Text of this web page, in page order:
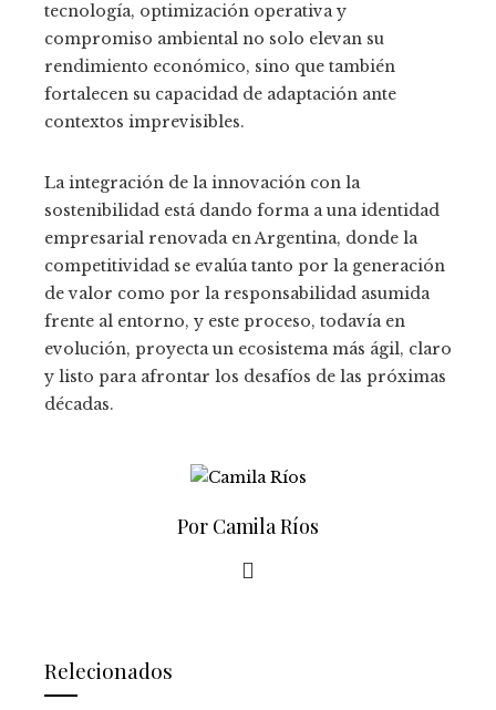
tecnología, optimización operativa y
compromiso ambiental no solo elevan su
rendimiento económico, sino que también
fortalecen su capacidad de adaptación ante
contextos imprevisibles.
La integración de la innovación con la
sostenibilidad está dando forma a una identidad
empresarial renovada en Argentina, donde la
competitividad se evalúa tanto por la generación
de valor como por la responsabilidad asumida
frente al entorno, y este proceso, todavía en
evolución, proyecta un ecosistema más ágil, claro
y listo para afrontar los desafíos de las próximas
décadas.
Por Camila Ríos
Relecionados